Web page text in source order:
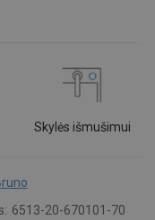
Skylės išmušimui
6513-20-670101-70